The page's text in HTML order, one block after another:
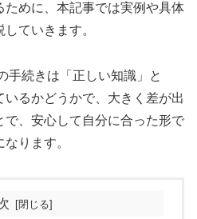
めに、本記事では実例や具体
ていきます。
手続きは「正しい知識」と
いるかどうかで、大きく差が出
で、安心して自分に合った形で
ります。